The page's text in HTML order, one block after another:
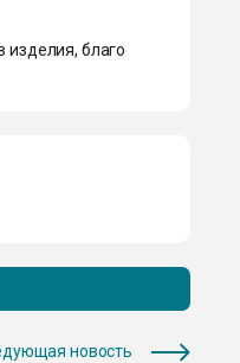
благо
новость